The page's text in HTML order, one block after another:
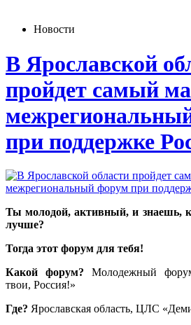
Новости
В Ярославской
пройдет самый
при поддержке
Ты молодой, активный, и знаешь,
лучше?
Тогда этот форум для тебя!
Какой форум? Молодежный
твои, Россия!»
Где? Ярославская область, ЦЛС